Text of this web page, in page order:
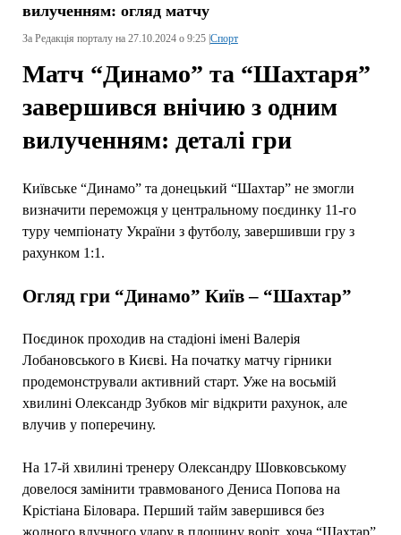
вилученням: огляд матчу
За Редакція порталу на 27.10.2024 о 9:25 | Спорт
Матч “Динамо” та “Шахтаря”
завершився внічию з одним
вилученням: деталі гри
Київське “Динамо” та донецький “Шахтар” не змогли
визначити переможця у центральному поєдинку 11-го
туру чемпіонату України з футболу, завершивши гру з
рахунком 1:1.
Огляд гри “Динамо” Київ – “Шахтар”
Поєдинок проходив на стадіоні імені Валерія
Лобановського в Києві. На початку матчу гірники
продемонстрували активний старт. Уже на восьмій
хвилині Олександр Зубков міг відкрити рахунок, але
влучив у поперечину.
На 17-й хвилині тренеру Олександру Шовковському
довелося замінити травмованого Дениса Попова на
Крістіана Біловара. Перший тайм завершився без
жодного влучного удару в площину воріт, хоча “Шахтар”